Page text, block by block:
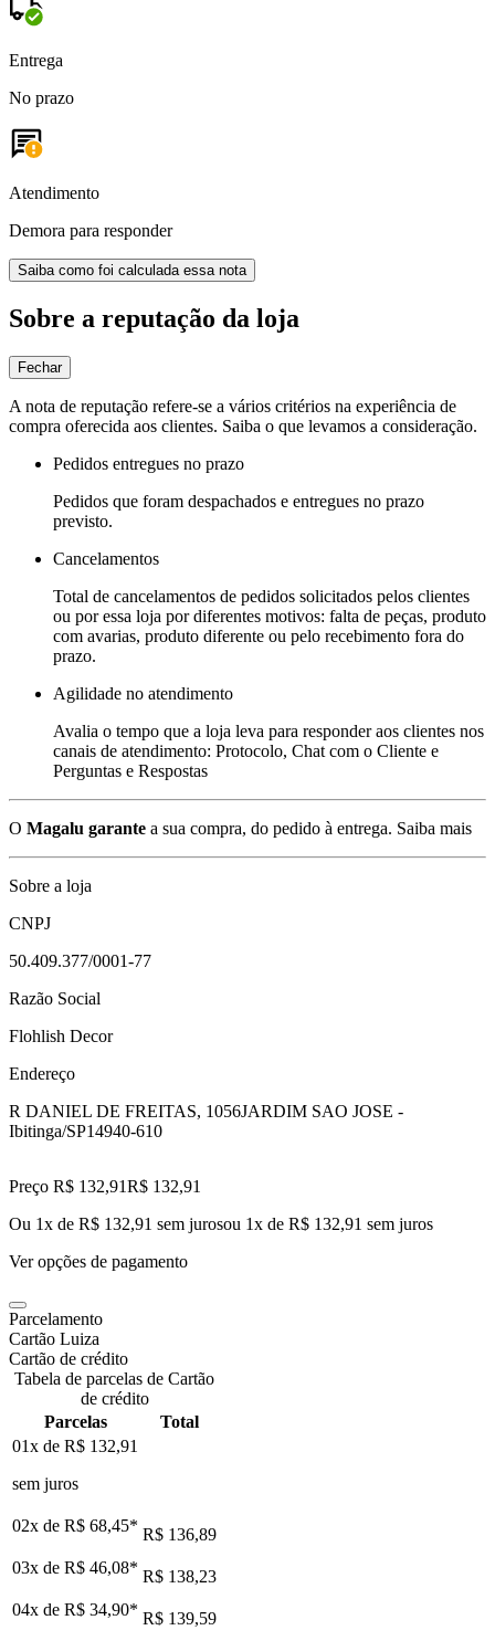
Entrega
No prazo
Atendimento
Demora para responder
Saiba como foi calculada essa nota
Sobre a reputação da loja
Fechar
A nota de reputação refere-se a vários critérios na experiência de
compra oferecida aos clientes. Saiba o que levamos a consideração.
Pedidos entregues no prazo
Pedidos que foram despachados e entregues no prazo
previsto.
Cancelamentos
Total de cancelamentos de pedidos solicitados pelos clientes
ou por essa loja por diferentes motivos: falta de peças, produto
com avarias, produto diferente ou pelo recebimento fora do
prazo.
Agilidade no atendimento
Avalia o tempo que a loja leva para responder aos clientes nos
canais de atendimento: Protocolo, Chat com o Cliente e
Perguntas e Respostas
O Magalu garante a sua compra, do pedido à entrega. Saiba mais
Sobre a loja
CNPJ
50.409.377/0001-77
Razão Social
Flohlish Decor
Endereço
R DANIEL DE FREITAS, 1056JARDIM SAO JOSE -
Ibitinga/SP14940-610
Preço R$ 132,91R$ 132,91
Ou 1x de R$ 132,91 sem jurosou 1x de R$ 132,91 sem juros
Ver opções de pagamento
Parcelamento
Cartão Luiza
Cartão de crédito
Tabela de parcelas de Cartão
de crédito
Parcelas
Total
01x de R$ 132,91
sem juros
02x de R$ 68,45* R$ 136,89
03x de R$ 46,08* R$ 138,23
04x de R$ 34,90* R$ 139,59